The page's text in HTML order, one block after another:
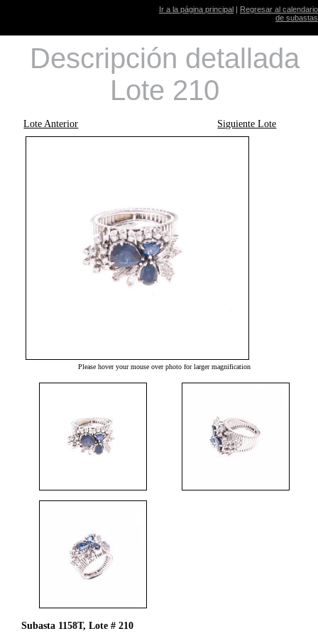
Ir a la página principal | Regresar al calendario
de subastas
Descripción detallada
Lote 210
Lote Anterior Siguiente Lote
Please hover your mouse over photo for larger magnification
Subasta 1158T, Lote # 210